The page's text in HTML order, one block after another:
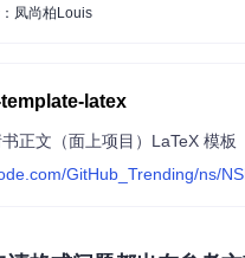
凤尚柏Louis
latex
正文（面上项目）LaTeX 模板
GitHub_Trending/ns/